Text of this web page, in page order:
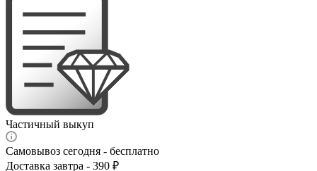
Частичный выкуп
Самовывоз сегодня - бесплатно
Доставка завтра - 390 ₽